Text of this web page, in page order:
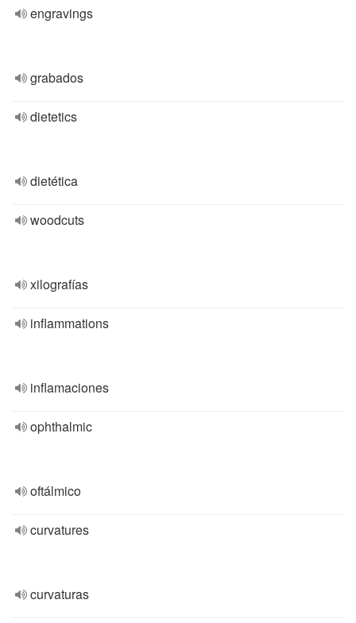
engravings
grabados
dietetics
dietética
woodcuts
xilografías
inflammations
inflamaciones
ophthalmic
oftálmico
curvatures
curvaturas